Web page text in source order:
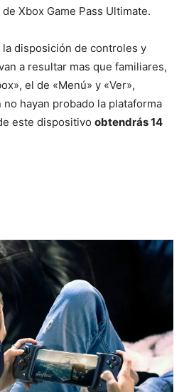
Xbox Game Pass Ultimate.
disposición de controles y
a resultar mas que familiares,
el de «Menú» y «Ver»,
hayan probado la plataforma
este dispositivo obtendrás 14